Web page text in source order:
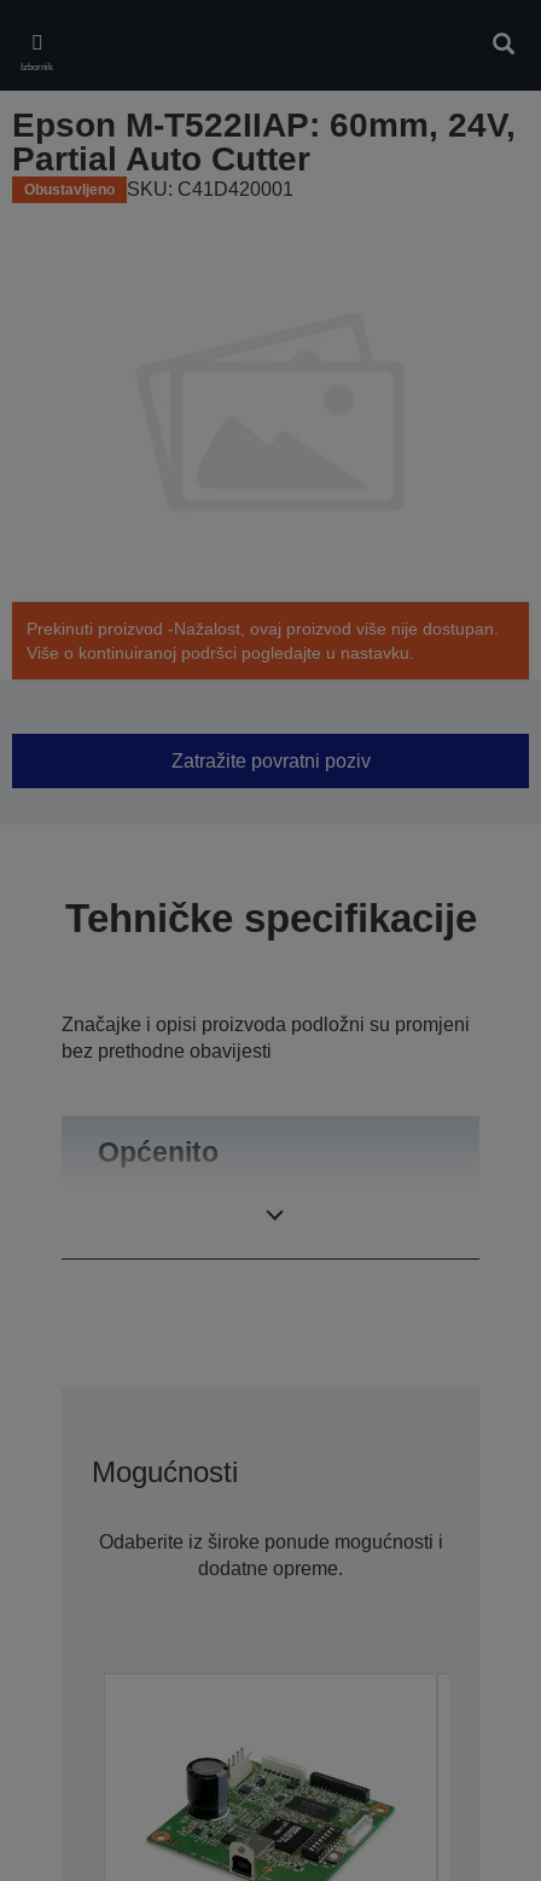
main
content
Izbornik
Epson M-T522IIAP: 60mm, 24V,
Partial Auto Cutter
Obustavljeno SKU: C41D420001
Prekinuti proizvod -Nažalost, ovaj proizvod više nije dostupan.
Više o kontinuiranoj podršci pogledajte u nastavku.
Zatražite povratni poziv
Tehničke specifikacije
Značajke i opisi proizvoda podložni su promjeni
bez prethodne obavijesti
Općenito
Mogućnosti
Odaberite iz široke ponude mogućnosti i
dodatne opreme.